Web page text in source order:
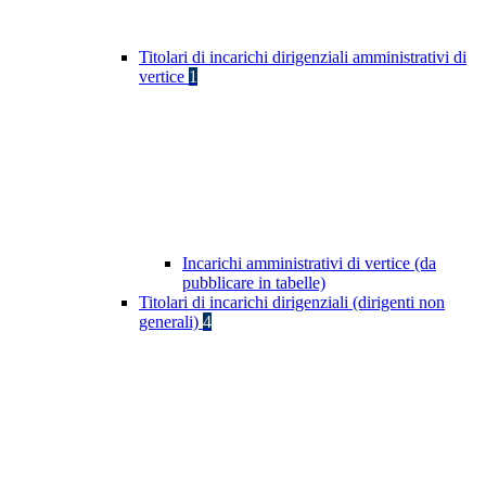
Titolari di incarichi dirigenziali amministrativi di
vertice 1
Incarichi amministrativi di vertice (da
pubblicare in tabelle)
Titolari di incarichi dirigenziali (dirigenti non
generali) 4